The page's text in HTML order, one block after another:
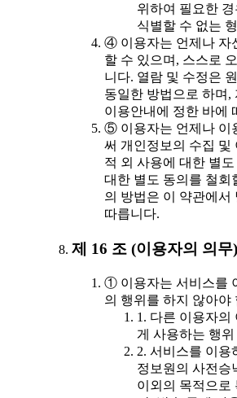
위하여 필요한
식별할 수 없는
④ 이용자는 언제나 자
할 수 있으며, 스스로
니다. 열람 및 수정은
동일한 방법으로 하며,
이용안내에 정한 바에
⑤ 이용자는 언제나 이
써 개인정보의 수집 및
적 외 사용에 대한 별도
대한 별도 동의를 철회
의 방법은 이 약관에서
따릅니다.
제 16 조 (이용자의 의무)
① 이용자는 서비스를
의 행위를 하지 않아야
1. 다른 이용자의
게 사용하는 행위
2. 서비스를 이용
정보원의 사전승
이외의 목적으로